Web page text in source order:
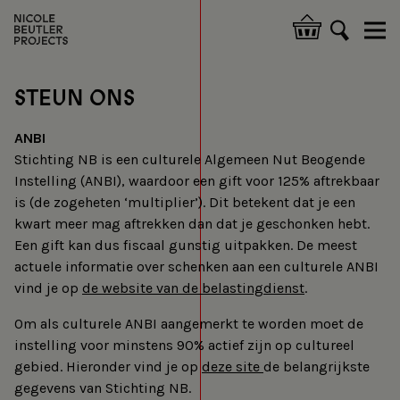
main
Hoofdnavigatie
STEUN ONS
ANBI
Stichting NB is een culturele Algemeen Nut Beogende
Instelling (ANBI), waardoor een gift voor 125% aftrekbaar
is (de zogeheten ‘multiplier’). Dit betekent dat je een
kwart meer mag aftrekken dan dat je geschonken hebt.
Een gift kan dus fiscaal gunstig uitpakken. De meest
actuele informatie over schenken aan een culturele ANBI
vind je op de website van de belastingdienst.
Om als culturele ANBI aangemerkt te worden moet de
instelling voor minstens 90% actief zijn op cultureel
gebied. Hieronder vind je op deze site de belangrijkste
gegevens van Stichting NB.